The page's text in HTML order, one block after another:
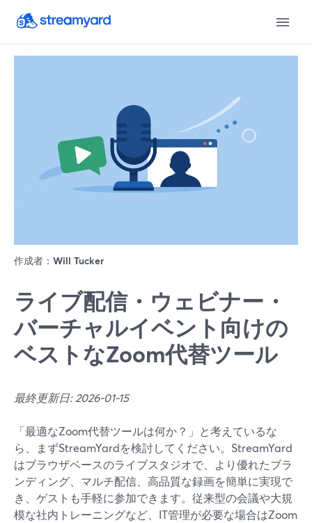
作成者： Will Tucker
ライブ配信・ウェビナー・
バーチャルイベント向けの
ベストなZoom代替ツール
最終更新日: 2026-01-15
「最適なZoom代替ツールは何か？」と考えているな
ら、まずStreamYardを検討してください。StreamYard
はブラウザベースのライブスタジオで、より優れたブラ
ンディング、マルチ配信、高品質な録画を簡単に実現で
き、ゲストも手軽に参加できます。従来型の会議や大規
模な社内トレーニングなど、IT管理が必要な場合はZoom